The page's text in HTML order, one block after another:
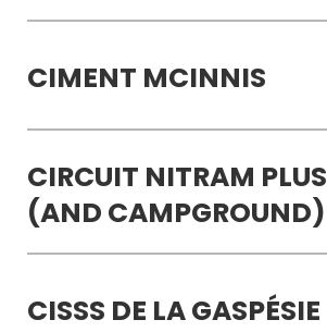
CIMENT MCINNIS
CIRCUIT NITRAM PLUS
(AND CAMPGROUND)
CISSS DE LA GASPÉSIE